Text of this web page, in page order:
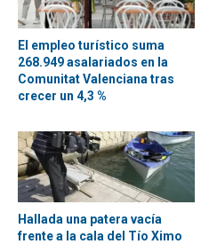
El empleo turístico suma
268.949 asalariados en la
Comunitat Valenciana tras
crecer un 4,3 %
Hallada una patera vacía
frente a la cala del Tío Ximo